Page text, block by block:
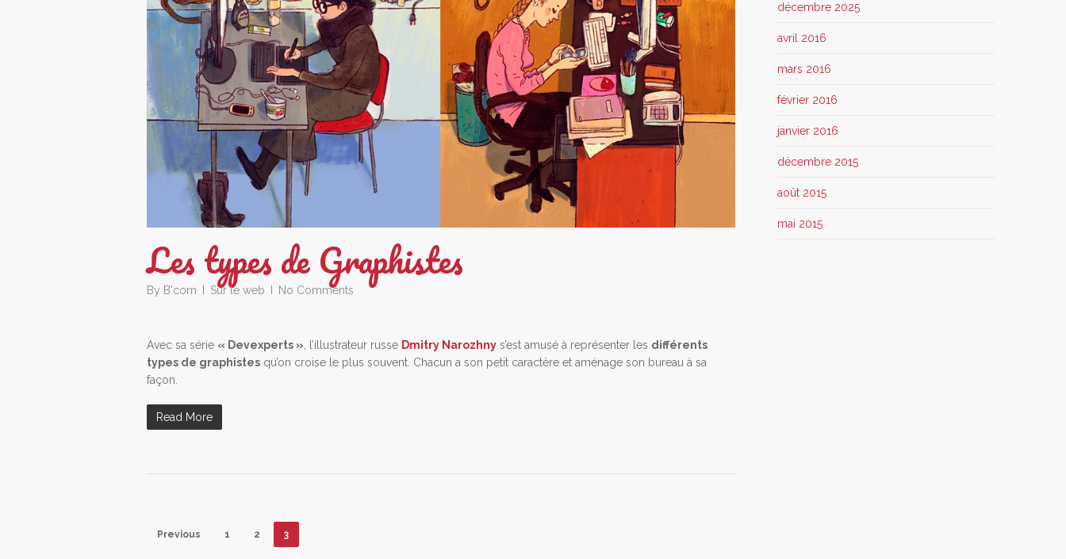
Les types de Graphistes
By B'com Sur le web No Comments
Avec sa série « Devexperts » , l’illustrateur russe Dmitry Narozhny s’est amusé à représenter les différents
types de graphistes qu’on croise le plus souvent. Chacun a son petit caractère et aménage son bureau à sa
façon.
Read More
Previous 1 2 3
décembre 2025
avril 2016
mars 2016
février 2016
janvier 2016
décembre 2015
août 2015
mai 2015